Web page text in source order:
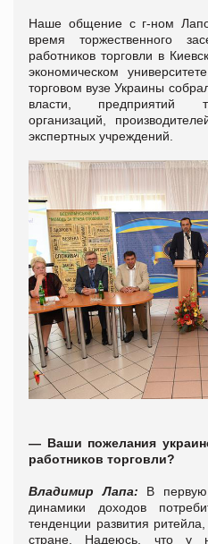
Наше общение с г-ном
время торжественного
работников торговли в
экономическом
торговом вузе Украины
власти, предприятий
организаций,
экспертных учреждений.
— Ваши пожелания
работников торговли?
Владимир Лапа: В
динамики доходов
тенденции развития
стране. Надеюсь, что у